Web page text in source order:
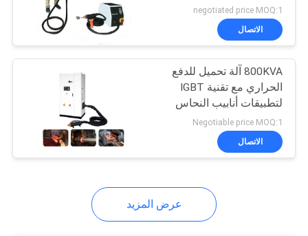
بالحرارة لقطع الفولاذ
المقاوم للصدأ
negotiated price MOQ:1
الاتصال
800KVA آلة تحميل للدفع
الحراري مع تقنية IGBT
لتطبيقات أنابيب النحاس
Negotiable price MOQ:1
الاتصال
عرض المزيد